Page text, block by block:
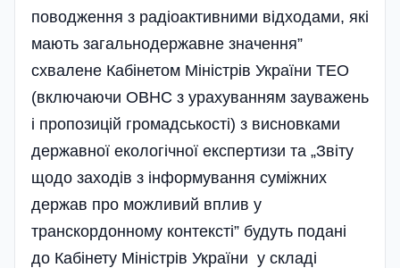
поводження з радіоактивними відходами, які
мають загальнодержавне значення”
схвалене Кабінетом Міністрів України ТЕО
(включаючи ОВНС з урахуванням зауважень
і пропозицій громадськості) з висновками
державної екологічної експертизи та „Звіту
щодо заходів з інформування суміжних
держав про можливий вплив у
транскордонному контексті” будуть подані
до Кабінету Міністрів України у складі